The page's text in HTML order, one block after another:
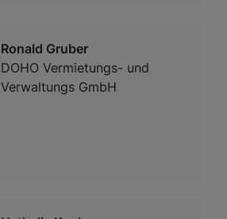
Ronald Gruber
DOHO Vermietungs- und
Verwaltungs GmbH